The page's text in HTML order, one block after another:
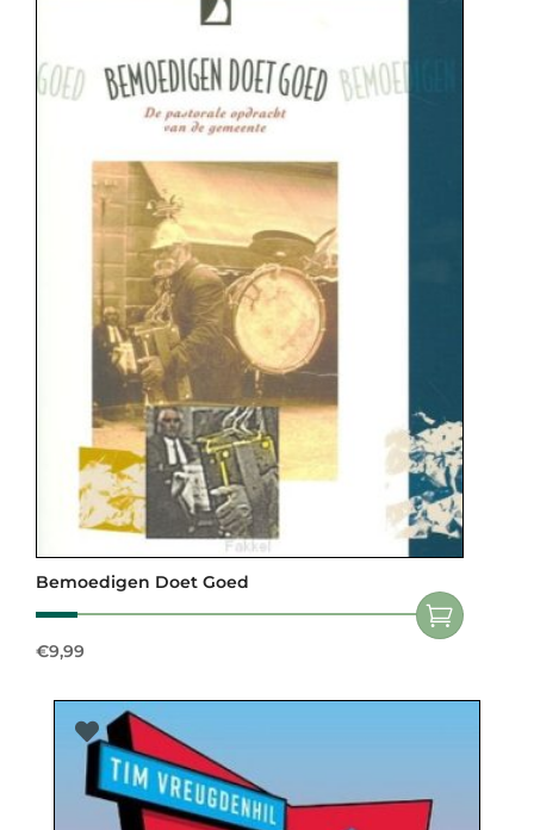
Bemoedigen Doet Goed
€9,99